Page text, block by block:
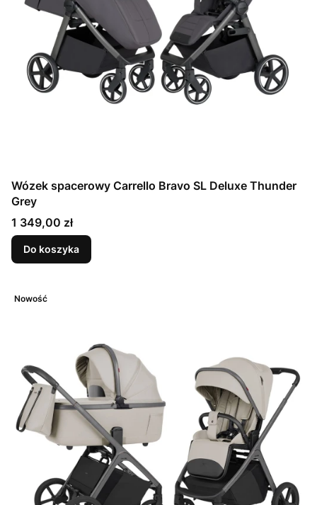
Wózek spacerowy Carrello Bravo SL Deluxe Thunder
Grey
Cena
1 349,00 zł
Do koszyka
Nowość